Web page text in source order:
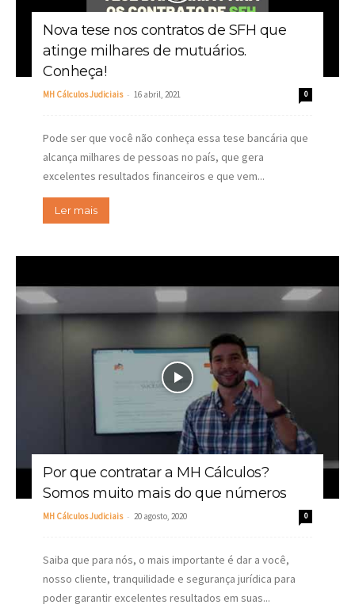
Nova tese nos contratos de SFH que
atinge milhares de mutuários.
Conheça!
MH Cálculos Judiciais - 16 abril, 2021 0
Pode ser que você não conheça essa tese bancária que
alcança milhares de pessoas no país, que gera
excelentes resultados financeiros e que vem...
Ler mais
Por que contratar a MH Cálculos?
Somos muito mais do que números
MH Cálculos Judiciais - 20 agosto, 2020 0
Saiba que para nós, o mais importante é dar a você,
nosso cliente, tranquilidade e segurança jurídica para
poder garantir excelentes resultados em suas...